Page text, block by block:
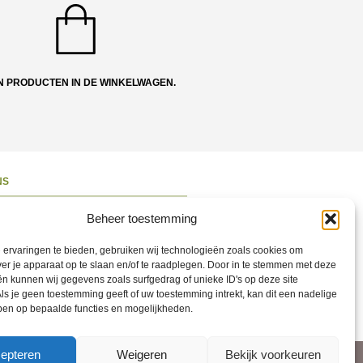
Beheer toestemming
ervaringen te bieden, gebruiken wij technologieën zoals cookies om
je apparaat op te slaan en/of te raadplegen. Door in te stemmen met deze
kunnen wij gegevens zoals surfgedrag of unieke ID's op deze site
je geen toestemming geeft of uw toestemming intrekt, kan dit een nadelige
op bepaalde functies en mogelijkheden.
Weigeren Bekijk voorkeuren
PRODUCTEN IN DE WINKELWAGEN.
opnemen
op Social